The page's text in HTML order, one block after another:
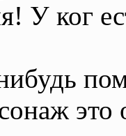
У ког
это